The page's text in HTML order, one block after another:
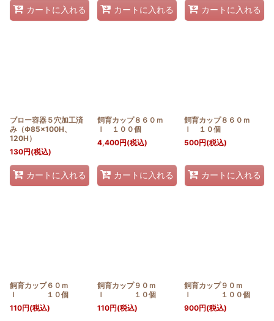
カートに入れる カートに入れる カートに入れる
ブロー容器５穴加工済
み（Φ85×100H、
120H）
130円(税込)
カートに入れる
飼育カップ８６０ｍ
ｌ １００個
4,400円(税込)
カートに入れる
飼育カップ８６０ｍ
ｌ １０個
500円(税込)
カートに入れる
飼育カップ６０ｍ
ｌ １０個
110円(税込)
飼育カップ９０ｍ
ｌ １０個
110円(税込)
飼育カップ９０ｍ
ｌ １００個
900円(税込)